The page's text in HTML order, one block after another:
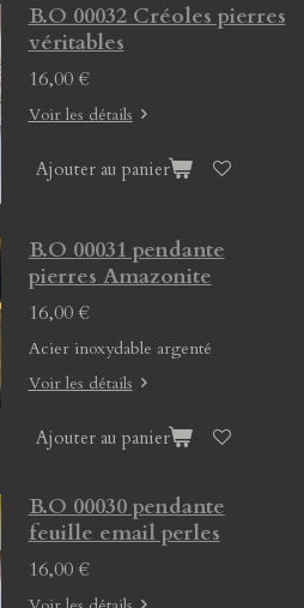
B.O 00032 Créoles pierres
véritables
16,00 €
Voir les détails
Ajouter au panier
B.O 00031 pendante
pierres Amazonite
16,00 €
Acier inoxydable argenté
Voir les détails
Ajouter au panier
B.O 00030 pendante
feuille email perles
16,00 €